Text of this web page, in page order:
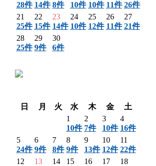
28件 14件 8件 10件 10件 11件 26件
21
25件
22
15件
23
14件
24
10件
25
12件
26
11件
27
21件
28
25件
29
9件
30
6件
日
月 火 水 木 金
土
1
10件
2
7件
3
10件
4
16件
5
24件
6
9件
7
8件
8
9件
9
13件
10
12件
11
22件
12
13
14
15
16
17
18